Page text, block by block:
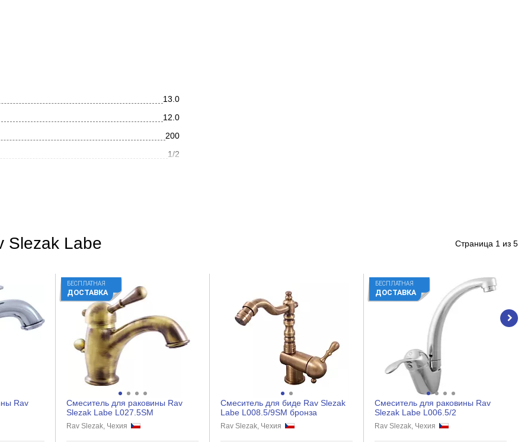
гармоничное сочетание стилей, и эффектные разноцветные
на каждый день!
смеситель для ванны. Врезной на 4 отверстия. В состав комплекта
13.0
12.0
200
1/2
На ванну
Рычажное
Керамический картридж
Slezak Labe Страница 1 из 5
Rav
БЕСПЛАТНАЯ
ДОСТАВКА
Смеситель для раковины Rav
Slezak Labe L027.5SM
Rav Slezak, Чехия
Смеситель для биде Rav Slezak
Labe L008.5/9SM бронза
Rav Slezak, Чехия
БЕСПЛАТНАЯ
ДОСТАВКА
Смеситель для раковины Rav
Slezak Labe L006.5/2
Rav Slezak, Чехия